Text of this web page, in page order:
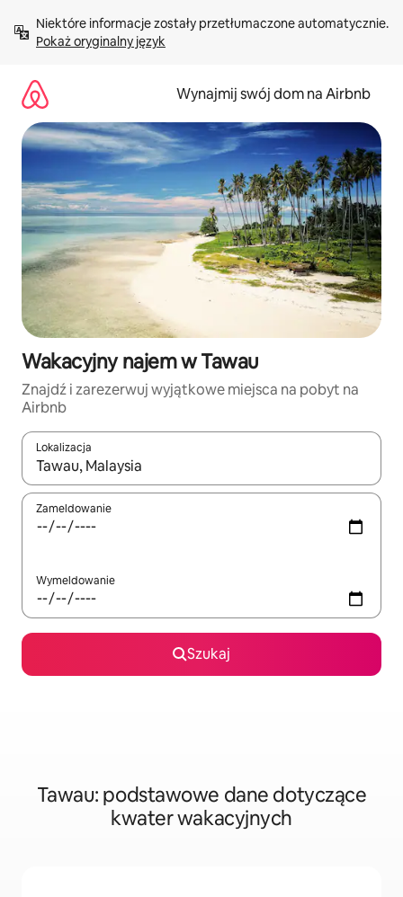
treści Pokaż oryginalny język
Wynajmij swój dom na Airbnb
Wakacyjny najem w Tawau
Znajdź i zarezerwuj wyjątkowe miejsca na pobyt na
Airbnb
Lokalizacja
Gdy wyniki będą dostępne, możesz poruszać się po nich za
Zameldowanie
Wymeldowanie
Szukaj
Tawau: podstawowe dane dotyczące
kwater wakacyjnych